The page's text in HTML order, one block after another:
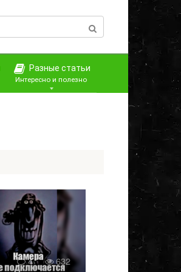
Разные статьи
Интересно и полезно
4 632